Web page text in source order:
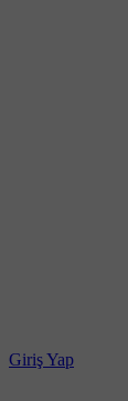
Giriş Yap